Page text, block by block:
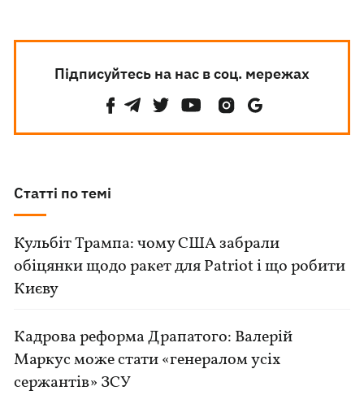
Підписуйтесь на нас в соц. мережах
Статті по темі
Кульбіт Трампа: чому США забрали
обіцянки щодо ракет для Patriot і що робити
Києву
Кадрова реформа Драпатого: Валерій
Маркус може стати «генералом усіх
сержантів» ЗСУ